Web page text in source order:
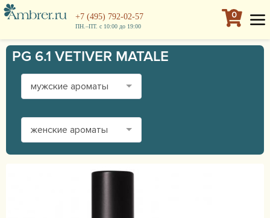
+7 (495) 792-02-57
ПН.–ПТ. с 10:00 до 19:00
0
PG 6.1 VETIVER MATALE
мужские ароматы
женские ароматы